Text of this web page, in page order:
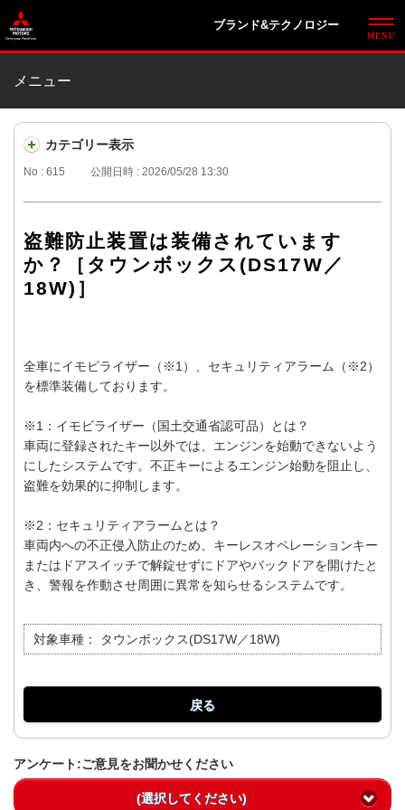
ブランド&テクノロジー
メニュー
カテゴリー表示
No : 615 公開日時 : 2026/05/28 13:30
盗難防止装置は装備されています
か？［タウンボックス(DS17W／
18W)］
全車にイモビライザー（※1）、セキュリティアラーム（※2）
を標準装備しております。
※1：イモビライザー（国土交通省認可品）とは？
車両に登録されたキー以外では、エンジンを始動できないよう
にしたシステムです。不正キーによるエンジン始動を阻止し、
盗難を効果的に抑制します。
※2：セキュリティアラームとは？
車両内への不正侵入防止のため、キーレスオペレーションキー
またはドアスイッチで解錠せずにドアやバックドアを開けたと
き、警報を作動させ周囲に異常を知らせるシステムです。
対象車種： タウンボックス(DS17W／18W)
戻る
アンケート:ご意見をお聞かせください
(選択してください)